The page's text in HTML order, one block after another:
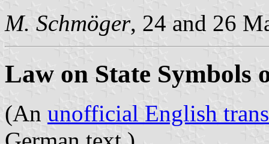
M. Schmöger, 24 and 26
Law on State Symbols
(An unofficial English